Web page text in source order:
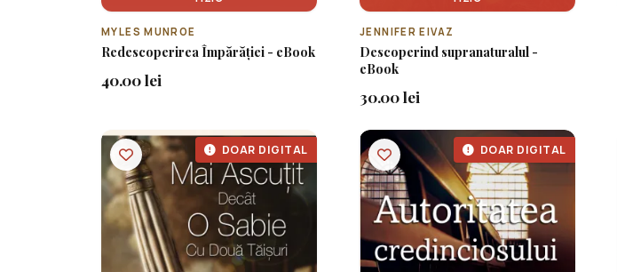
MYLES MUNROE
Redescoperirea Împărăției - eBook
40.00 lei
JENNIFER EIVAZ
Descoperind supranaturalul -
eBook
30.00 lei
DOAR DIGITAL DOAR DIGITAL